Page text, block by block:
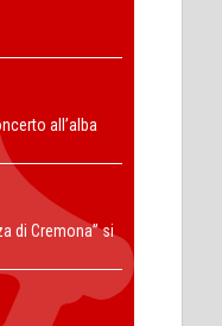
all’alba
di Cremona” si